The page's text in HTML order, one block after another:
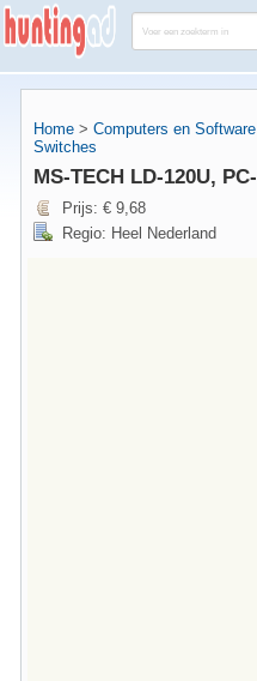
Home > Computers en Software
Switches
MS-TECH LD-120U,
Prijs: € 9,68
Regio: Heel Nederland